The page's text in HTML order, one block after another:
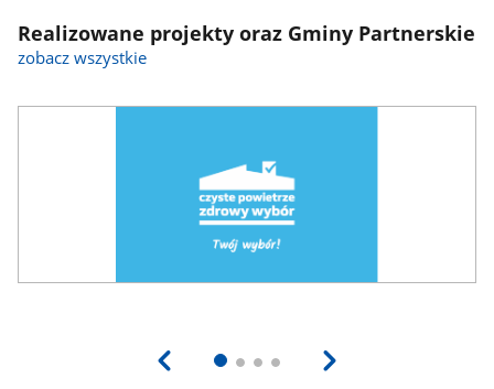
Realizowane projekty oraz Gminy Partnerskie
zobacz wszystkie